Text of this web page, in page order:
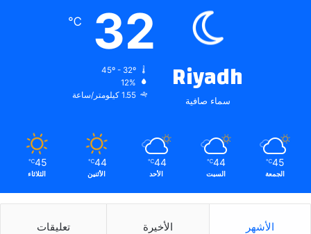
Riyadh
سماء صافية
32
℃
12%
1.55 كيلومتر/ساعة
45
℃
الجمعة
44
℃
السبت
44
℃
الأحد
44
℃
الأثنين
45
℃
الثلاثاء
الأشهر الأخيرة تعليقات